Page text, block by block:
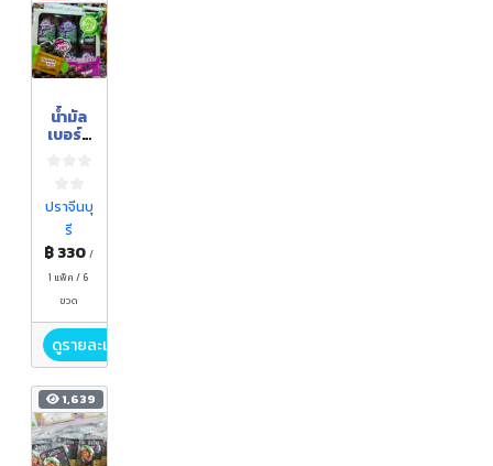
น้ำมัล
เบอร์รี่
ปราจีนบุ
รี
฿ 330/
1 แพ็ค / 6
ขวด
ดูรายละเอียด
1,639